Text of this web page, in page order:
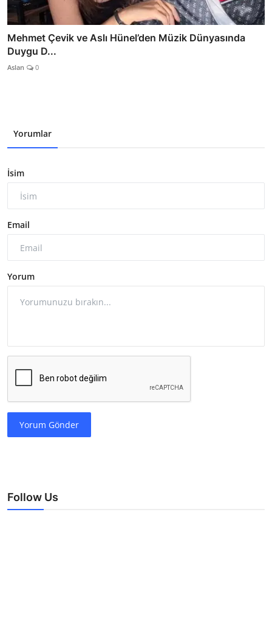
Mehmet Çevik ve Aslı Hünel’den Müzik Dünyasında
Duygu D...
Aslan 0
Yorumlar
İsim
Email
Yorum
Yorum Gönder
Follow Us